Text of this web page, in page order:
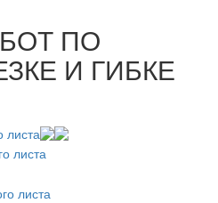
ПО
И ГИБКЕ